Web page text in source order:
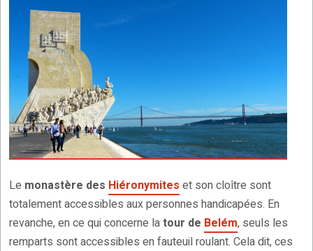
Le monastère des Hiéronymites et son cloître sont
totalement accessibles aux personnes handicapées. En
revanche, en ce qui concerne latour de Belém, seuls les
remparts sont accessibles en fauteuil roulant. Cela dit, ces